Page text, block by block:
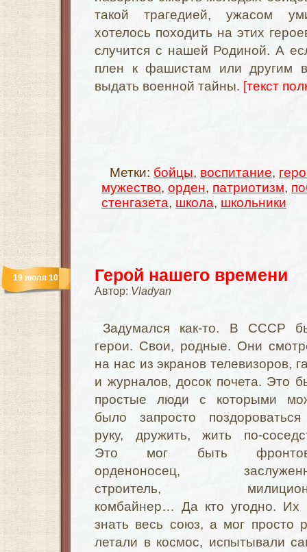
такой трагедией, ужасом
хотелось походить на этих
случится с нашей Родиной. А
плен к фашистам или другим
выдать военной тайны. [текст
Метки: бойцы, воспитание,
мужество, орден, патриотизм,
стенгазета, школа, школьники
Герой нашего времени
Автор: Vladyan
19 июля 10
Задумался как-то. В СССР
герои. Свои, родные. Они
на нас из экранов телевизоров,
и журналов, досок почета. Это
простые люди с которыми
было запросто
руку, дружить, жить по-
Это мог быть
орденоносец,
строитель,
комбайнер… Да кто угодно. Их
знать весь союз, а мог просто
летали в космос, испытывали